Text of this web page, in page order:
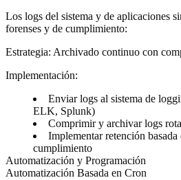
Los logs del sistema y de aplicaciones
forenses y de cumplimiento:
Estrategia: Archivado continuo con
Implementación:
Enviar logs al sistema de
ELK, Splunk)
Comprimir y archivar logs
Implementar retención basada
cumplimiento
Automatización y Programación
Automatización Basada en Cron